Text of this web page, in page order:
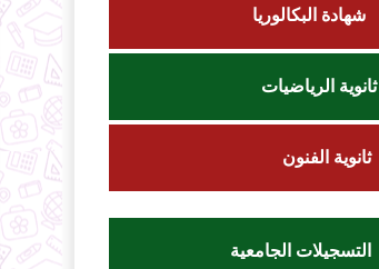
شهادة البكالوريا
ثانوية الرياضيات
ثانوية الفنون
التسجيلات الجامعية